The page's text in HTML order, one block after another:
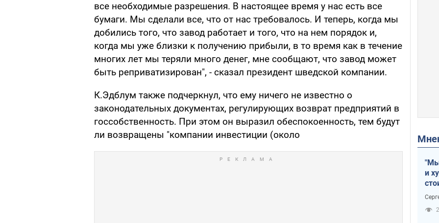
все необходимые разрешения. В настоящее время у нас есть все
бумаги. Мы сделали все, что от нас требовалось. И теперь, когда мы
добились того, что завод работает и того, что на нем порядок и,
когда мы уже близки к получению прибыли, в то время как в течение
многих лет мы теряли много денег, мне сообщают, что завод может
быть реприватизирован", - сказал президент шведской компании.
К.Эдблум также подчеркнул, что ему ничего не известно о
законодательных документах, регулирующих возврат предприятий в
госсобственность. При этом он выразил обеспокоенность, тем будут
ли возвращены "компании инвестиции (около
и